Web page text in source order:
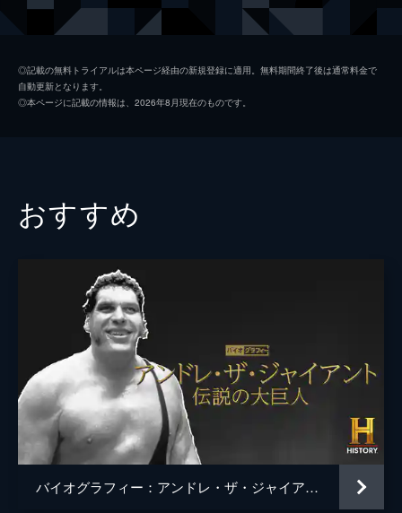
父の起業家精神が彼の人格形成にどう影響し
たかを探る。クロンダイク・ゴールド・ラッ
家の繁栄の軌跡を解き明かす。
40分
の出会いが、彼の交渉術とメディア戦略を形
成していく。
◎記載の無料トライアルは本ページ経由の新規登録に適用。無料期間終了後は通常料金で
自動更新となります。
◎本ページに記載の情報は、2026年8月現在のものです。
おすすめ
バイオグラフィー：アンドレ・ザ・ジャイアント ～伝説の大巨人